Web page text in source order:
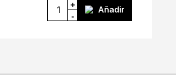
+
-
Añadir